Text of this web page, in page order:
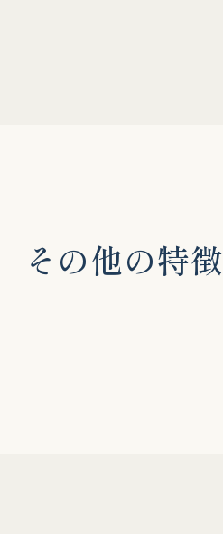
そ の他の特徴